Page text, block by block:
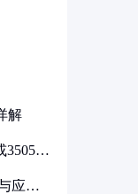
解
3505代
应用